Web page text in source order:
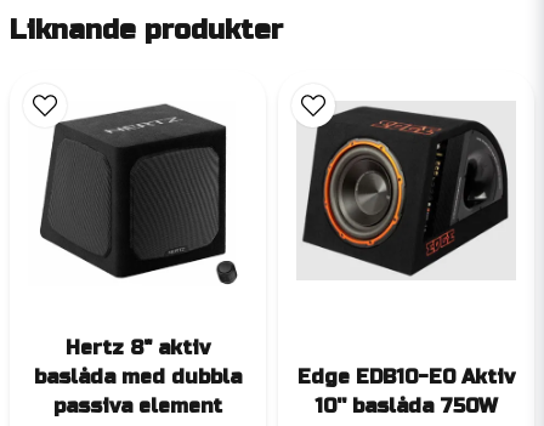
Liknande produkter
Hertz 8" aktiv
baslåda med dubbla
passiva element
Edge EDB10-E0 Aktiv
10'' baslåda 750W